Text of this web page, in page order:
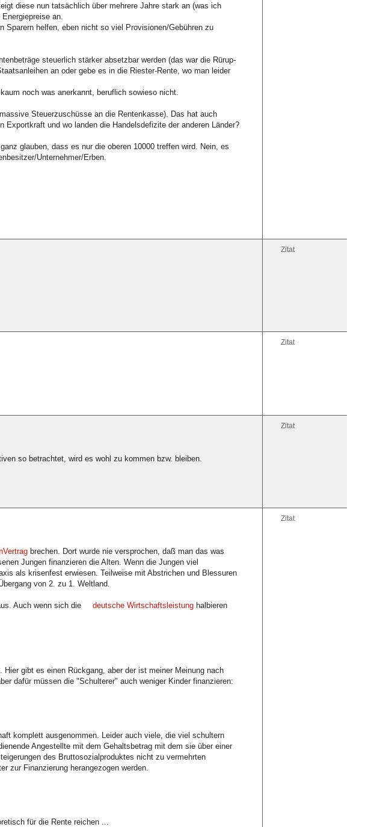
diese nun tatsächlich über mehrere Jahre stark an (was ich
an.
Sparern helfen, eben nicht so viel Provisionen/Gebühren zu
steuerlich stärker absetzbar werden (das war die Rürup-
an oder gebe es in die Riester-Rente, wo man leider
noch was anerkannt, beruflich sowieso nicht.
Steuerzuschüsse an die Rentenkasse). Das hat auch
und wo landen die Handelsdefizite der anderen Länder?
glauben, dass es nur die oberen 10000 treffen wird. Nein, es
Unternehmer/Erben.
Zitat
Zitat
Zitat
so betrachtet, wird es wohl zu kommen bzw. bleiben.
Zitat
brechen. Dort wurde nie versprochen, daß man das was
Jungen finanzieren die Alten. Wenn die Jungen viel
als krisenfest erwiesen. Teilweise mit Abstrichen und Blessuren
von 2. zu 1. Weltland.
Auch wenn sich die deutsche Wirtschaftsleistung halbieren
gibt es einen Rückgang, aber der ist meiner Meinung nach
dafür müssen die "Schulterer" auch weniger Kinder finanzieren:
komplett ausgenommen. Leider auch viele, die viel schultern
Angestellte mit dem Gehaltsbetrag mit dem sie über einer
des Bruttosozialproduktes nicht zu vermehrten
zur Finanzierung herangezogen werden.
für die Rente reichen ...